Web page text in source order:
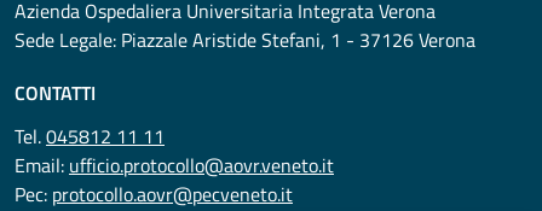
Azienda Ospedaliera Universitaria Integrata Verona
Sede Legale: Piazzale Aristide Stefani, 1 - 37126 Verona
CONTATTI
Tel.045812 11 11
Email: ufficio.protocollo@aovr.veneto.it
Pec: protocollo.aovr@pecveneto.it